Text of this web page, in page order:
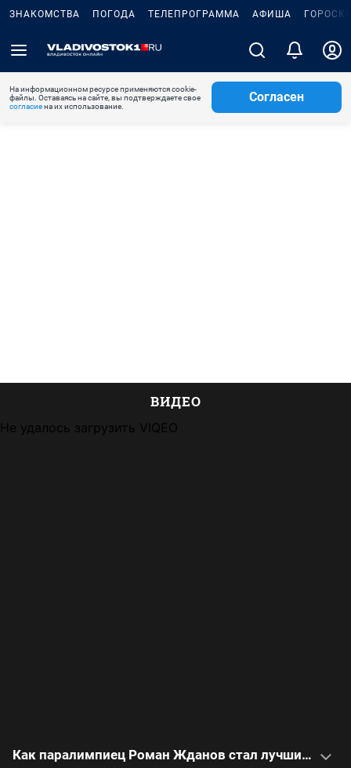
ЗНАКОМСТВА ПОГОДА ТЕЛЕПРОГРАММА АФИША
На информационном ресурсе применяются cookie-
файлы. Оставаясь на сайте, вы подтверждаете свое
согласиена их использование.
Согласен
ВИДЕО
Не удалось загрузить VIQEO
Как паралимпиец Роман Жданов стал лучшим пловцом в мире: видео